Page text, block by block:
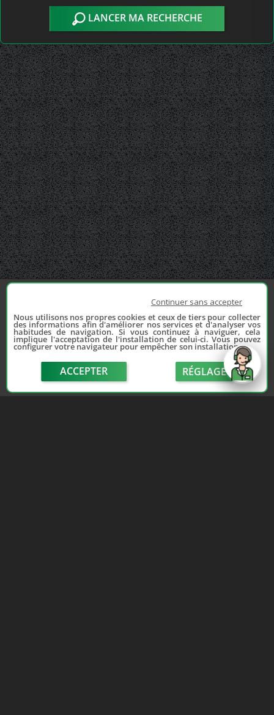
LANCER MA RECHERCHE
Continuer sans accepter
Nous utilisons nos propres cookies et ceux de tiers pour collecter
des informations afin d'améliorer nos services et d'analyser vos
habitudes de navigation. Si vous continuez à naviguer, cela
implique l'acceptation de l'installation de celui-ci. Vous pouvez
configurer votre navigateur pour empêcher son installation.
ACCEPTER RÉGLAGE